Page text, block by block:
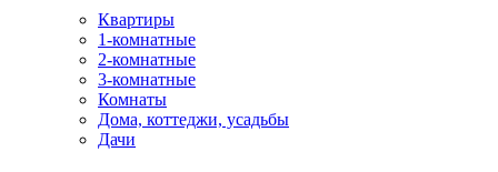
Квартиры
1-комнатные
2-комнатные
3-комнатные
Комнаты
Дома, коттеджи, усадьбы
Дачи